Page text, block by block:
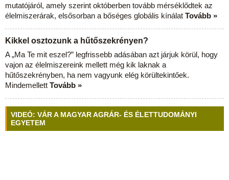
mutatójáról, amely szerint októberben tovább mérséklődtek az
élelmiszerárak, elsősorban a bőséges globális kínálat Tovább »
Kikkel osztozunk a hűtőszekrényen?
A „Ma Te mit eszel?” legfrissebb adásában azt járjuk körül, hogy
vajon az élelmiszereink mellett még kik laknak a
hűtőszekrényben, ha nem vagyunk elég körültekintőek.
Mindemellett Tovább »
VIDEÓ: VÁR A MAGYAR AGRÁR- ÉS ÉLETTUDOMÁNYI
EGYETEM